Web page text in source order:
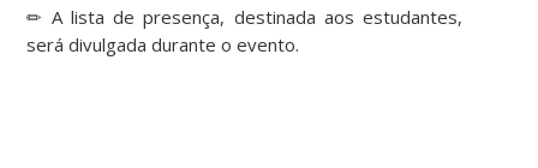
✏ A lista de presença, destinada aos estudantes,
será divulgada durante o evento.